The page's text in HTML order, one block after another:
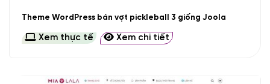
Theme WordPress bán vợt pickleball 3 giống Joola
Xem thực tế Xem chi tiết